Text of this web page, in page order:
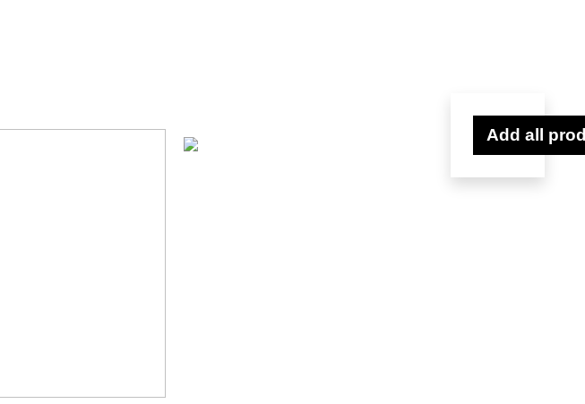
Add all